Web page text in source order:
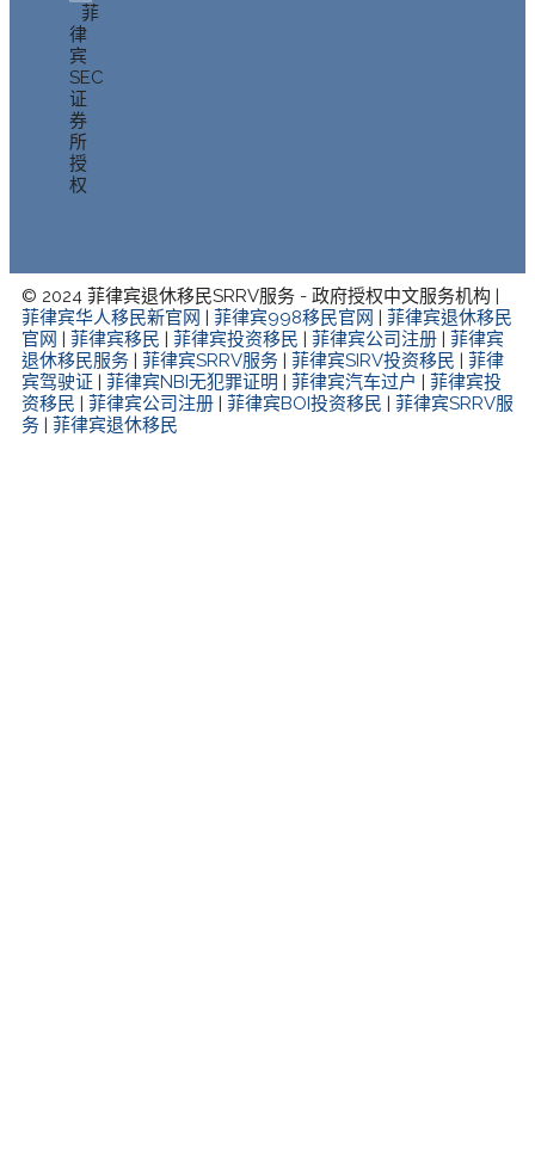
菲
律
宾
SEC
证
券
所
授
权
© 2024 菲律宾退休移民SRRV服务 - 政府授权中文服务机构 |
菲律宾华人移民新官网 | 菲律宾998移民官网 | 菲律宾退休移民
官网 | 菲律宾移民 | 菲律宾投资移民 | 菲律宾公司注册 | 菲律宾
退休移民服务 | 菲律宾SRRV服务 | 菲律宾SIRV投资移民 | 菲律
宾驾驶证 | 菲律宾NBI无犯罪证明 | 菲律宾汽车过户 | 菲律宾投
资移民 | 菲律宾公司注册 | 菲律宾BOI投资移民 | 菲律宾SRRV服
务 | 菲律宾退休移民